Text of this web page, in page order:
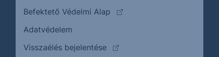
Befektető Védelmi Alap
(külső oldalra ugrik)
Adatvédelem
Visszaélés bejelentése
(külső oldalra ugrik)